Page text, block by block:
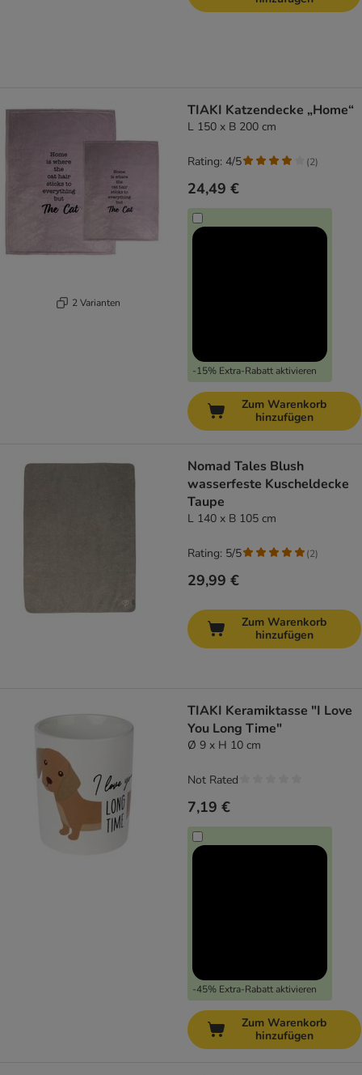
2 Varianten
TIAKI Katzendecke „Home“
L 150 x B 200 cm
24,49 €
-15% Extra-Rabatt aktivieren
Rating: 4/5 (2)
Zum Warenkorb
hinzufügen
Nomad Tales Blush
wasserfeste Kuscheldecke
Taupe
L 140 x B 105 cm
29,99 €
Rating: 5/5 (2)
Zum Warenkorb
hinzufügen
TIAKI Keramiktasse "I Love
You Long Time"
Ø 9 x H 10 cm
7,19 €
-45% Extra-Rabatt aktivieren
Not Rated
Zum Warenkorb
hinzufügen